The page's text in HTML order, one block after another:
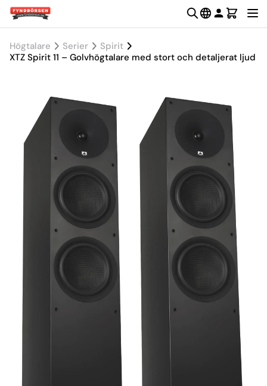
Högtalare Serier
Spirit
XTZ Spirit 11 – Golvhögtalare med stort och detaljerat ljud